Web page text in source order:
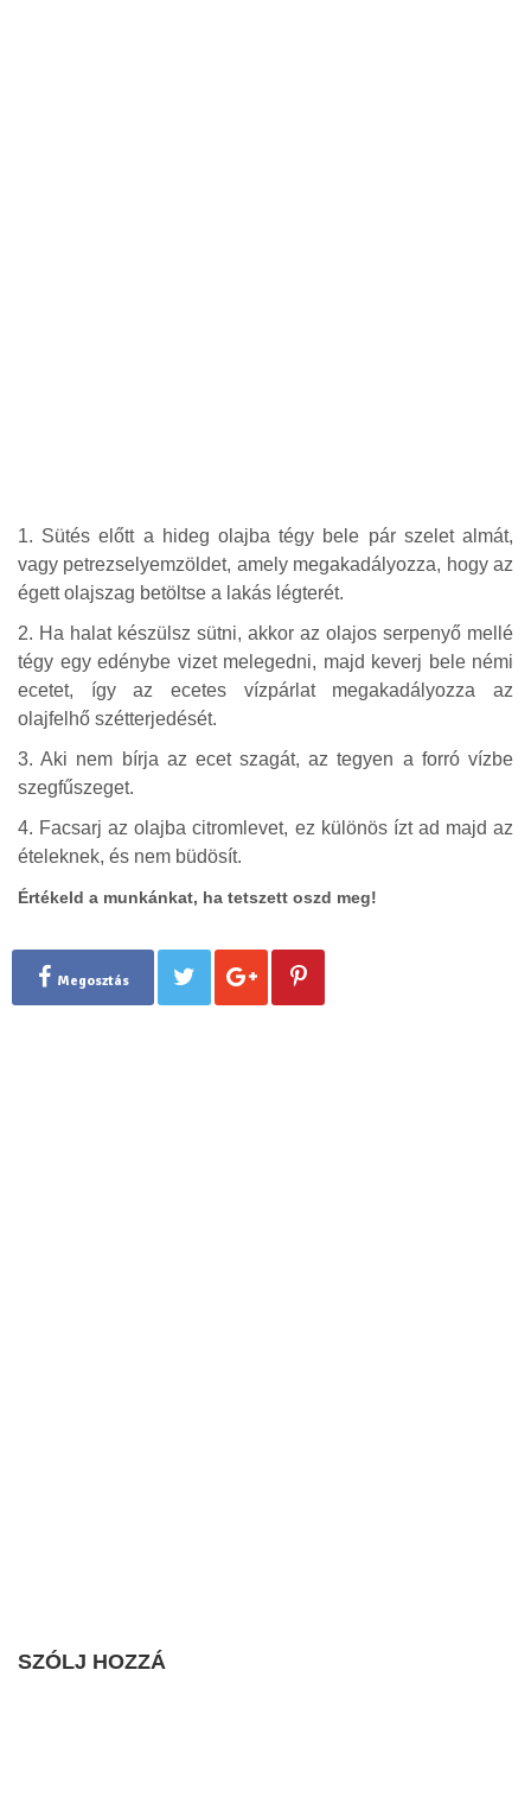
1. Sütés előtt a hideg olajba tégy bele pár szelet almát,
vagy petrezselyemzöldet, amely megakadályozza, hogy az
égett olajszag betöltse a lakás légterét.
2. Ha halat készülsz sütni, akkor az olajos serpenyő mellé
tégy egy edénybe vizet melegedni, majd keverj bele némi
ecetet, így az ecetes vízpárlat megakadályozza az
olajfelhő szétterjedését.
3. Aki nem bírja az ecet szagát, az tegyen a forró vízbe
szegfűszeget.
4. Facsarj az olajba citromlevet, ez különös ízt ad majd az
ételeknek, és nem büdösít.
Értékeld a munkánkat, ha tetszett oszd meg!
Megosztás
SZÓLJ HOZZÁ